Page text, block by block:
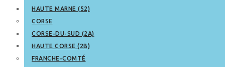
HAUTE MARNE (52)
CORSE
CORSE-DU-SUD (2A)
HAUTE CORSE (2B)
FRANCHE-COMTÉ